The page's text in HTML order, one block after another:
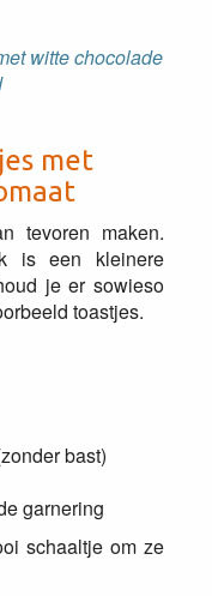
witte chocolade
met
tevoren maken.
is een kleinere
je er sowieso
toastjes.
bast)
garnering
schaaltje om ze